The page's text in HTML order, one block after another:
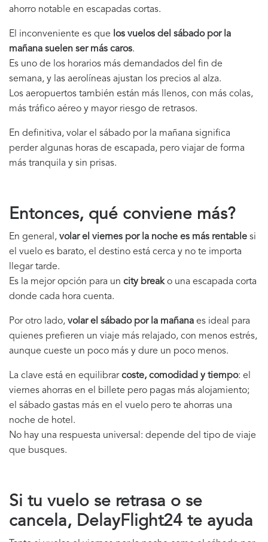
ahorro notable en escapadas cortas.
El inconveniente es que los vuelos del sábado por la
mañana suelen ser más caros.
Es uno de los horarios más demandados del fin de
semana, y las aerolíneas ajustan los precios al alza.
Los aeropuertos también están más llenos, con más colas,
más tráfico aéreo y mayor riesgo de retrasos.
En definitiva, volar el sábado por la mañana significa
perder algunas horas de escapada, pero viajar de forma
más tranquila y sin prisas.
Entonces, qué conviene más?
En general, volar el viernes por la noche es más rentable si
el vuelo es barato, el destino está cerca y no te importa
llegar tarde.
Es la mejor opción para un city breako una escapada corta
donde cada hora cuenta.
Por otro lado, volar el sábado por la mañana es ideal para
quienes prefieren un viaje más relajado, con menos estrés,
aunque cueste un poco más y dure un poco menos.
La clave está en equilibrarcoste, comodidad y tiempo: el
viernes ahorras en el billete pero pagas más alojamiento;
el sábado gastas más en el vuelo pero te ahorras una
noche de hotel.
No hay una respuesta universal: depende del tipo de viaje
que busques.
Si tu vuelo se retrasa o se
cancela, DelayFlight24 te ayuda